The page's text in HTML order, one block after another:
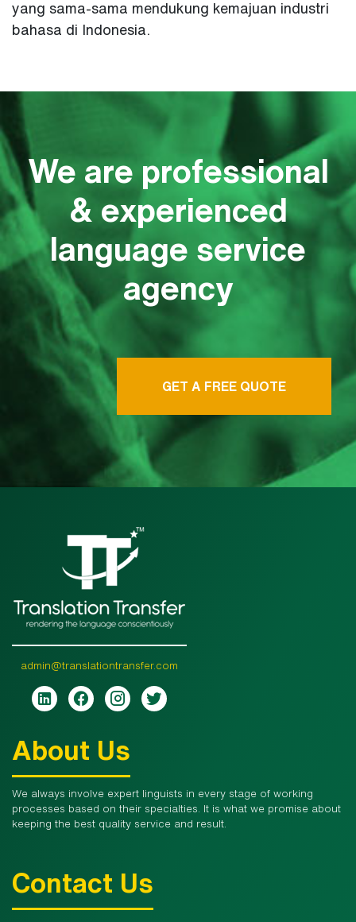
yang sama-sama mendukung kemajuan industri
bahasa di Indonesia.
We are professional
& experienced
language service
agency
GET A FREE QUOTE
admin@translationtransfer.com
About Us
We always involve expert linguists in every stage of working
processes based on their specialties. It is what we promise about
keeping the best quality service and result.
Contact Us